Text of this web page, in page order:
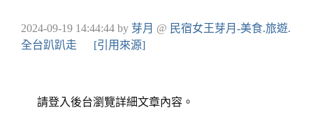
2024-09-19 14:44:44 by 芽月 @ 民宿女王芽月-美食.旅遊.
全台趴趴走
[引用來源]
請登入後台瀏覽詳細文章內容。